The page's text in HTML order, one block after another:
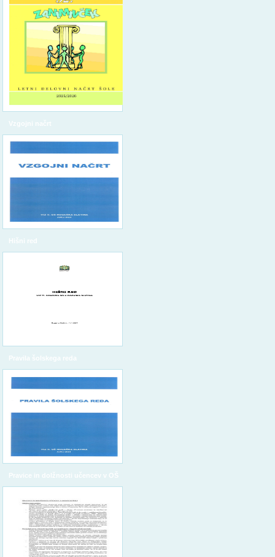
Vzgojni načrt
Hišni red
Pravila šolskega reda
Pravice in dolžnosti učencev v OŠ